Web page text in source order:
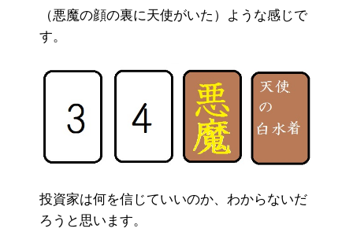
（悪魔の顔の裏に天使がいた）ような感じで
す。
投資家は何を信じていいのか、わからないだ
ろうと思います。